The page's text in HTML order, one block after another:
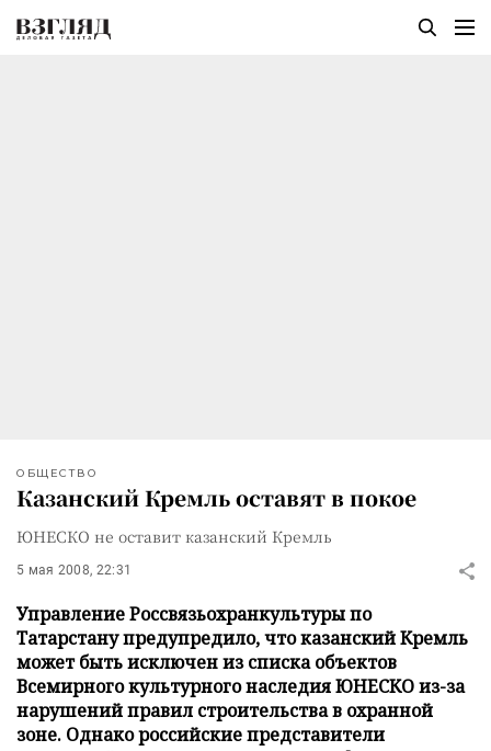
ОБЩЕСТВО
Казанский Кремль оставят в покое
ЮНЕСКО не оставит казанский Кремль
5 мая 2008, 22:31
Управление Россвязьохранкультуры по
Татарстану предупредило, что казанский Кремль
может быть исключен из списка объектов
Всемирного культурного наследия ЮНЕСКО из-за
нарушений правил строительства в охранной
зоне. Однако российские представители